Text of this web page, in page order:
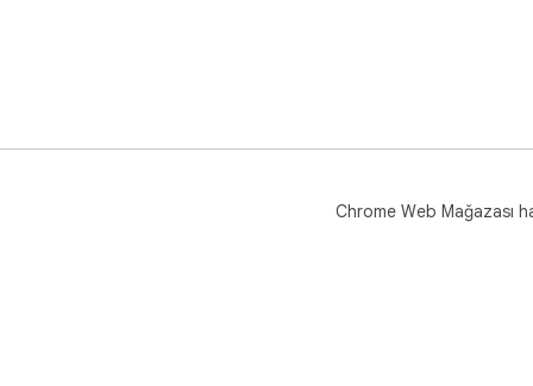
Chrome Web Mağazası